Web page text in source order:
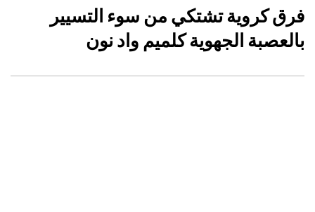
فرق كروية تشتكي من سوء التسيير
بالعصبة الجهوية كلميم واد نون